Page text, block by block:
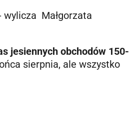
wylicza Małgorzata
jesiennych obchodów 150-
sierpnia, ale wszystko